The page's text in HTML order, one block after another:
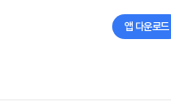
앱 다운로드